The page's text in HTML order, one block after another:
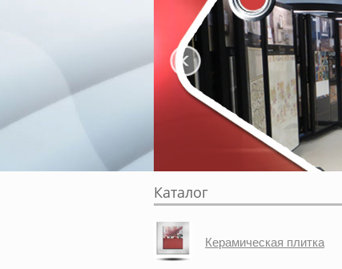
Каталог
Керамическая плитка